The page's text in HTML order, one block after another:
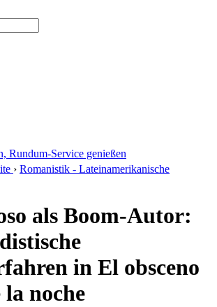
Rundum-Service genießen
› Romanistik - Lateinamerikanische
als Boom-Autor:
in El obsceno
noche